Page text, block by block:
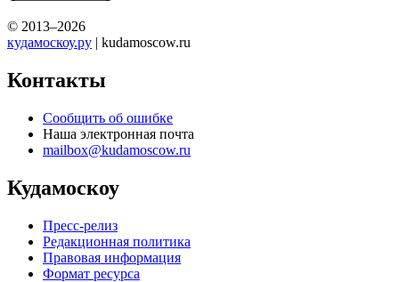
© 2013–2026
кудамоскоу.ру | kudamoscow.ru
Контакты
Сообщить об ошибке
Наша электронная почта
mailbox@kudamoscow.ru
Кудамоскоу
Пресс-релиз
Редакционная политика
Правовая информация
Формат ресурса